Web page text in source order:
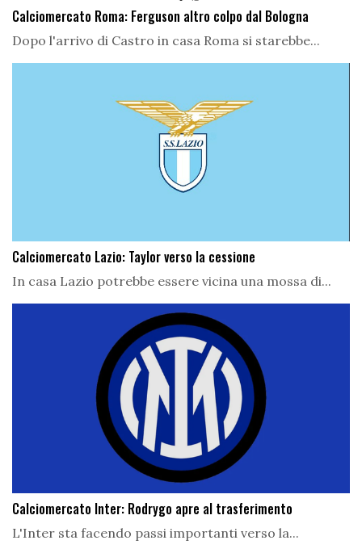
Calciomercato Roma: Ferguson altro colpo dal Bologna
Dopo l'arrivo di Castro in casa Roma si starebbe...
Calciomercato Lazio: Taylor verso la cessione
In casa Lazio potrebbe essere vicina una mossa di...
Calciomercato Inter: Rodrygo apre al trasferimento
L'Inter sta facendo passi importanti verso la...